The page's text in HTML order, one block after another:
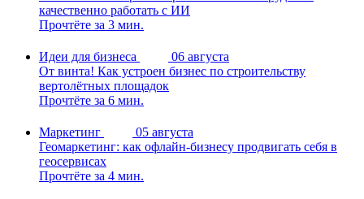
качественно работать с ИИ
Прочтёте за 3 мин.
Идеи для бизнеса
06 августа
От винта! Как устроен бизнес по строительству
вертолётных площадок
Прочтёте за 6 мин.
Маркетинг
05 августа
Геомаркетинг: как офлайн-бизнесу продвигать себя в
геосервисах
Прочтёте за 4 мин.